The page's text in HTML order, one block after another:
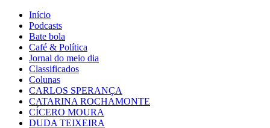
Início
Podcasts
Bate bola
Café & Política
Jornal do meio dia
Classificados
Colunas
CARLOS SPERANÇA
CATARINA ROCHAMONTE
CÍCERO MOURA
DUDA TEIXEIRA